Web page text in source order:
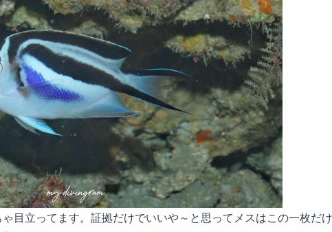
目立ってます。証拠だけでいいや～と思ってメスはこの一枚だ